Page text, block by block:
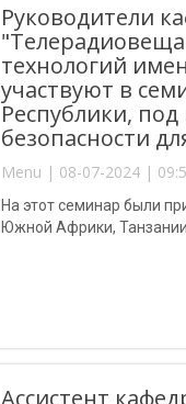
Руководители
технологий
участвуют в
Республики,
безопасности
Menu | 08-07-2024 |
На этот семинар были
Южной Африки,
Ассистент